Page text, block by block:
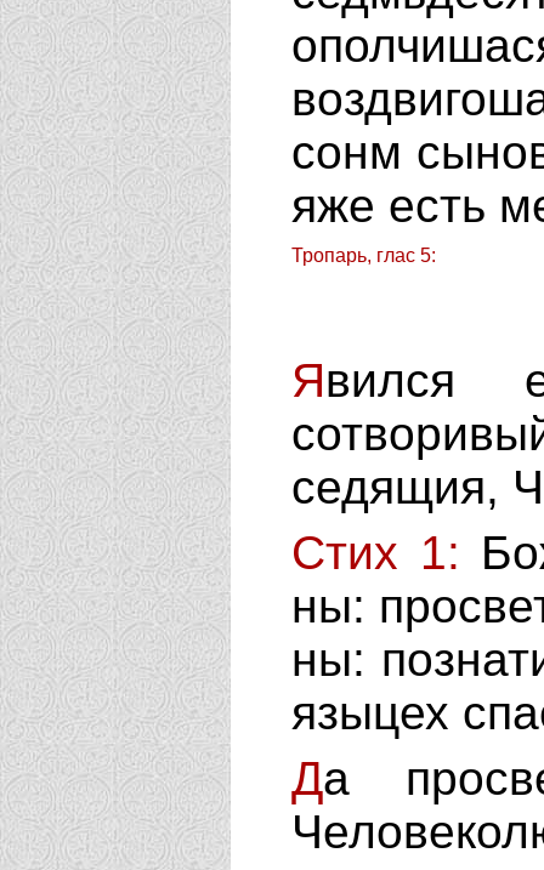
сонм
яже есть
Тропарь, глас 5:
Явился
седящия,
Стих 1: Б
ны:
ны:
языцех
Да